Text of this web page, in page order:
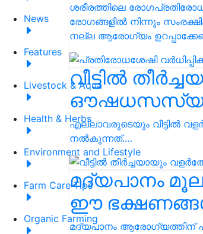
News
Features
Livestock & Aqua
Health & Herbs
Environment and Lifestyle
Farm Care Tips
Organic Farming
ശരീരത്തിലെ
രോഗങ്ങളിൽ നിന്നും
നല്ല ആരോഗ്യം
വീട്ടിൽ
എല്ലാവരുടെയും വീട്ടിൽ
നൽകുന്നത്.…
മദ്യപാനം
ഈ
മദ്യപാനം ആരോ​ഗ്യത്തിന്